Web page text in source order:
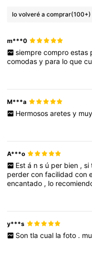
lo volveré a comprar(100+)
m***0
siempre compro estas
comodasy para loque
M***a
Hermosos aretes y muy
A***o
Est á n s ú per bien , si
perderconfacilidadcon
encantado , lo
y***s
Son tla cual la foto .